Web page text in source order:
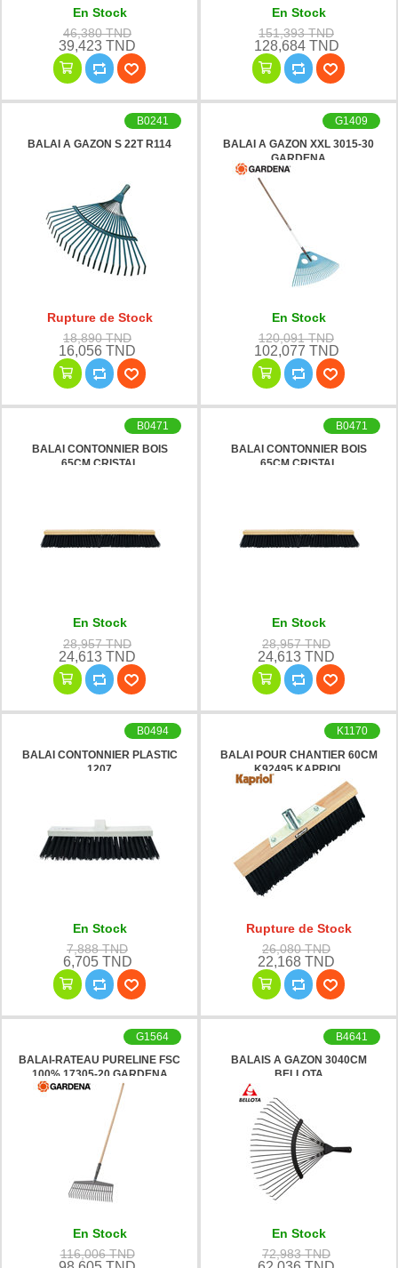
En Stock
46,380 TND
39,423 TND
En Stock
151,393 TND
128,684 TND
BALAI A GAZON S 22T R114
B0241
Rupture de Stock
18,890 TND
16,056 TND
BALAI A GAZON XXL 3015-30
GARDENA
G1409
En Stock
120,091 TND
102,077 TND
BALAI CONTONNIER BOIS
65CM CRISTAL
B0471
En Stock
28,957 TND
24,613 TND
BALAI CONTONNIER BOIS
65CM CRISTAL
B0471
En Stock
28,957 TND
24,613 TND
BALAI CONTONNIER PLASTIC
1207
B0494
En Stock
7,888 TND
6,705 TND
BALAI POUR CHANTIER 60CM
K92495 KAPRIOL
K1170
Rupture de Stock
26,080 TND
22,168 TND
BALAI-RATEAU PURELINE FSC
100% 17305-20 GARDENA
G1564
En Stock
116,006 TND
BALAIS A GAZON 3040CM
BELLOTA
B4641
En Stock
72,983 TND